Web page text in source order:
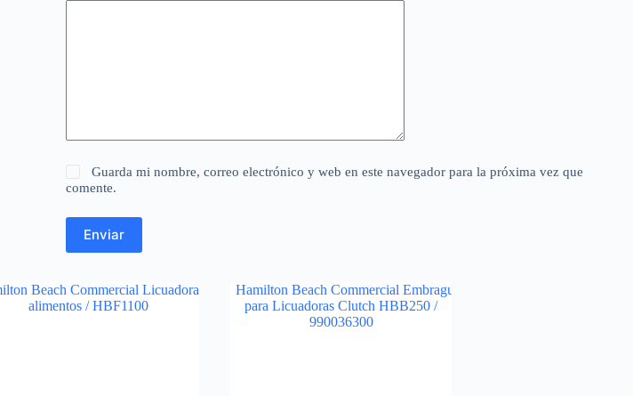
Guarda mi nombre, correo electrónico y web en este navegador para la próxima vez que
comente.
Enviar